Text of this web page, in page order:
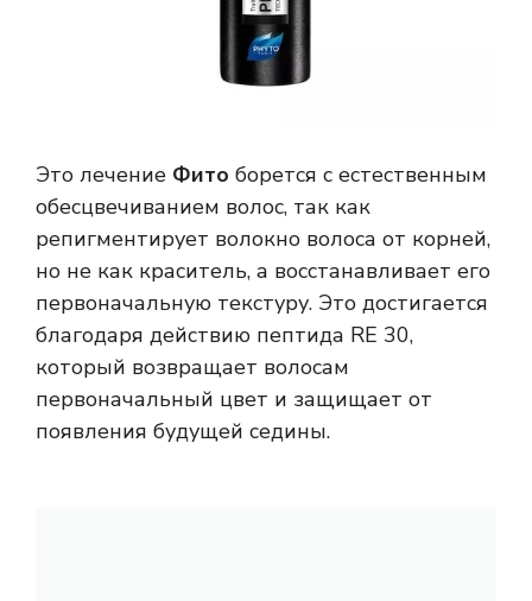
Это лечение Фито борется с естественным
обесцвечиванием волос, так как
репигментирует волокно волоса от корней,
но не как краситель, а восстанавливает его
первоначальную текстуру. Это достигается
благодаря действию пептида RE 30,
который возвращает волосам
первоначальный цвет и защищает от
появления будущей седины.